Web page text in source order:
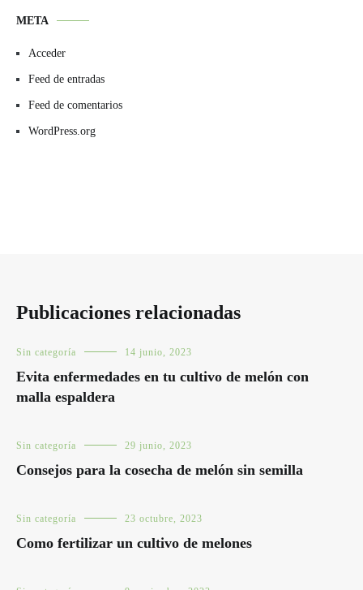
META
Acceder
Feed de entradas
Feed de comentarios
WordPress.org
Publicaciones relacionadas
Sin categoría 14 junio, 2023
Evita enfermedades en tu cultivo de melón con
malla espaldera
Sin categoría 29 junio, 2023
Consejos para la cosecha de melón sin semilla
Sin categoría 23 octubre, 2023
Como fertilizar un cultivo de melones